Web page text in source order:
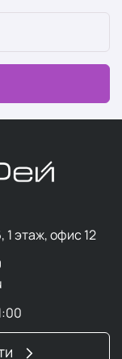
Wellness и
когда тело
ничто не
продукты,
Эти ягоды,
отличаются
1 этаж, офис 12